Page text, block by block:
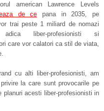
american Lawrence Levels
de ce pana in 2035, pe
trai peste 1 miliard de nomazi
adica liber-profesionisti si
care vor calatori ca stil de viata,
cu alti liber-profesionisti, am
la care sunt provocarile pe
acesti liber-profesionisti in